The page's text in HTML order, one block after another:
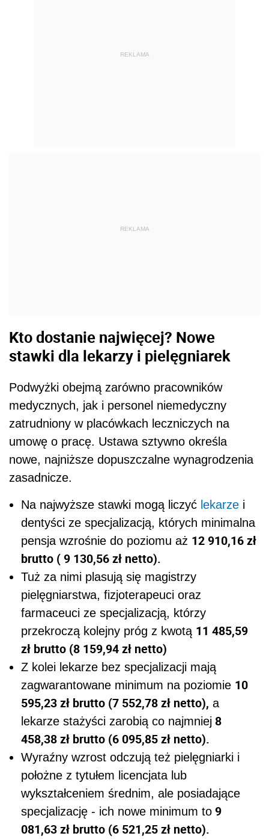
REKLAMA
REKLAMA
Kto dostanie najwięcej? Nowe
stawki dla lekarzy i pielęgniarek
Podwyżki obejmą zarówno pracowników
medycznych, jak i personel niemedyczny
zatrudniony w placówkach leczniczych na
umowę o pracę. Ustawa sztywno określa
nowe, najniższe dopuszczalne wynagrodzenia
zasadnicze.
Na najwyższe stawki mogą liczyć lekarze i
dentyści ze specjalizacją, których minimalna
pensja wzrośnie do poziomu aż 12 910,16 zł
brutto ( 9 130,56 zł netto).
Tuż za nimi plasują się magistrzy
pielęgniarstwa, fizjoterapeuci oraz
farmaceuci ze specjalizacją, którzy
przekroczą kolejny próg z kwotą 11 485,59
zł brutto (8 159,94 zł netto)
Z kolei lekarze bez specjalizacji mają
zagwarantowane minimum na poziomie 10
595,23 zł brutto (7 552,78 zł netto), a
lekarze stażyści zarobią co najmniej 8
458,38 zł brutto (6 095,85 zł netto).
Wyraźny wzrost odczują też pielęgniarki i
położne z tytułem licencjata lub
wykształceniem średnim, ale posiadające
specjalizację - ich nowe minimum to 9
081,63 zł brutto (6 521,25 zł netto).